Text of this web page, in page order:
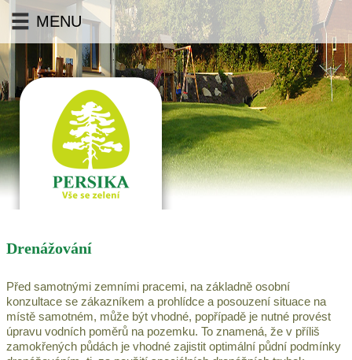
MENU
Drenážování
Před samotnými zemními pracemi, na základně osobní
konzultace se zákazníkem a prohlídce a posouzení situace na
místě samotném, může být vhodné, popřípadě je nutné provést
úpravu vodních poměrů na pozemku. To znamená, že v příliš
zamokřených půdách je vhodné zajistit optimální půdní podmínky